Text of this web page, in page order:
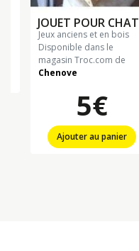
JOUET POUR CHAT
jeux anciens et en bois
Disponible dans le
magasin Troc.com de
Chenove
5€
Ajouter au panier